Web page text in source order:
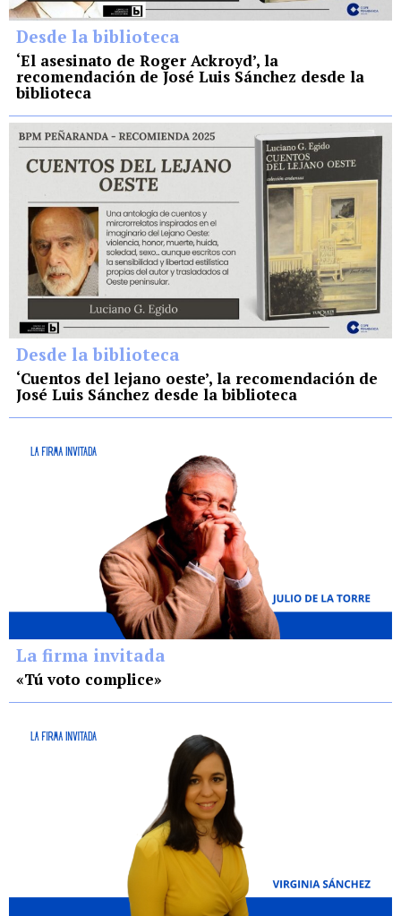
Desde la biblioteca
‘El asesinato de Roger Ackroyd’, la
recomendación de José Luis Sánchez desde la
biblioteca
Desde la biblioteca
‘Cuentos del lejano oeste’, la recomendación de
José Luis Sánchez desde la biblioteca
La firma invitada
«Tú voto complice»